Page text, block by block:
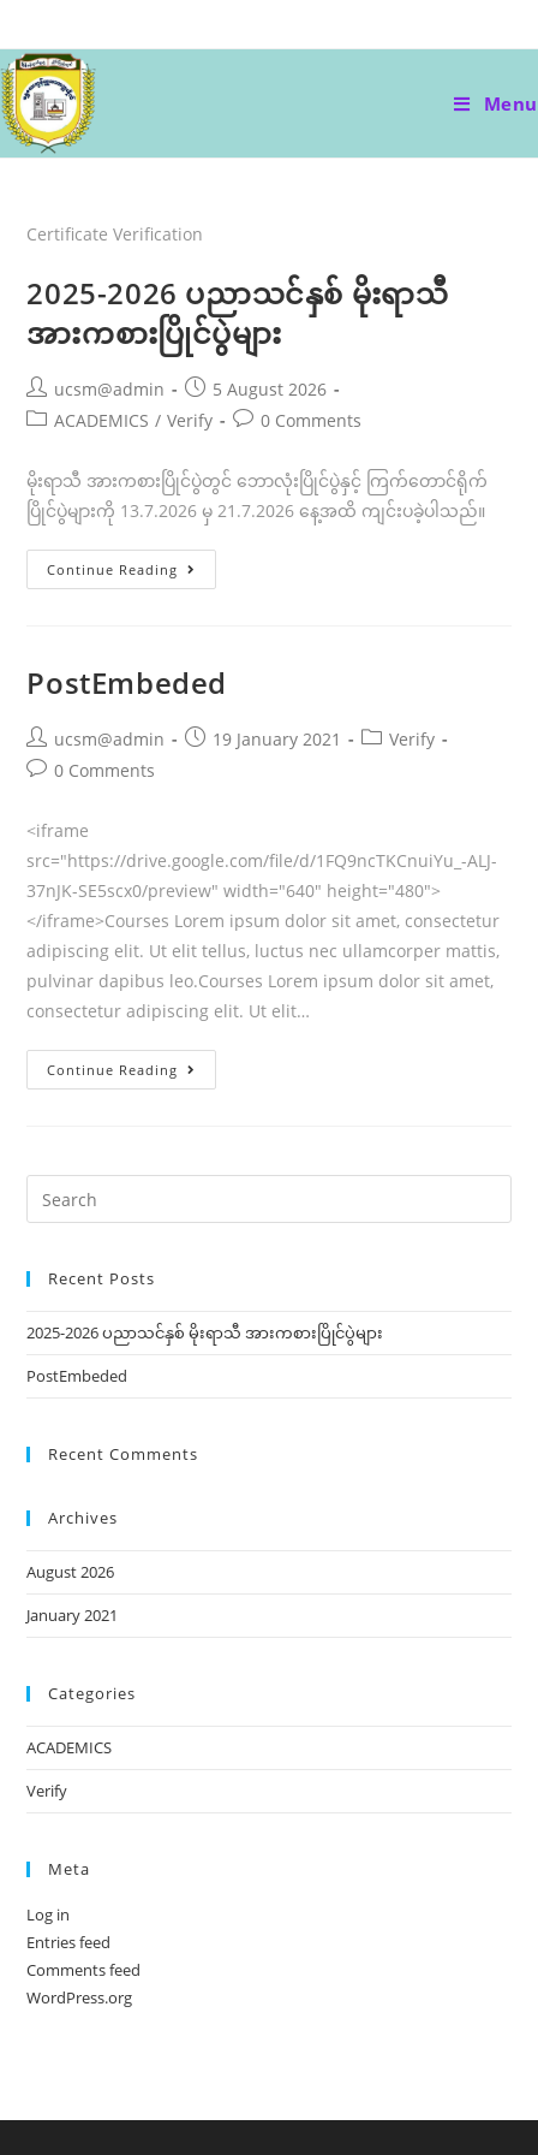
to
content
Menu
Certificate Verification
2025-2026 ပညာသင်နှစ် မိုးရာသီ
အားကစားပြိုင်ပွဲများ
Post
author:
ucsm@admin
Post
published:
5 August 2026
PostACADEMICS / Verify
Post0 Comments
မိုးရာသီ အားကစားပြိုင်ပွဲတွင် ဘောလုံးပြိုင်ပွဲနှင့် ကြက်တောင်ရိုက်
ပြိုင်ပွဲများကို 13.7.2026 မှ 21.7.2026 နေ့အထိ ကျင်းပခဲ့ပါသည်။
Continue Reading
2026
ရာသီ
ပြိုင်ပွဲ
PostEmbeded
Post
author:
ucsm@admin
Post19 January 2021
PostVerify
Post0 Comments
<iframe
src="https://drive.google.com/file/d/1FQ9ncTKCnuiYu_-ALJ-
37nJK-SE5scx0/preview" width="640" height="480">
</iframe>Courses Lorem ipsum dolor sit amet, consectetur
adipiscing elit. Ut elit tellus, luctus nec ullamcorper mattis,
pulvinar dapibus leo.Courses Lorem ipsum dolor sit amet,
consectetur adipiscing elit. Ut elit…
Continue Reading
Search
for:
Recent Posts
2025-2026 ပညာသင်နှစ် မိုးရာသီ အားကစားပြိုင်ပွဲများ
PostEmbeded
Recent Comments
Archives
August 2026
January 2021
Categories
ACADEMICS
Verify
Meta
Log in
Entries feed
Comments feed
WordPress.org